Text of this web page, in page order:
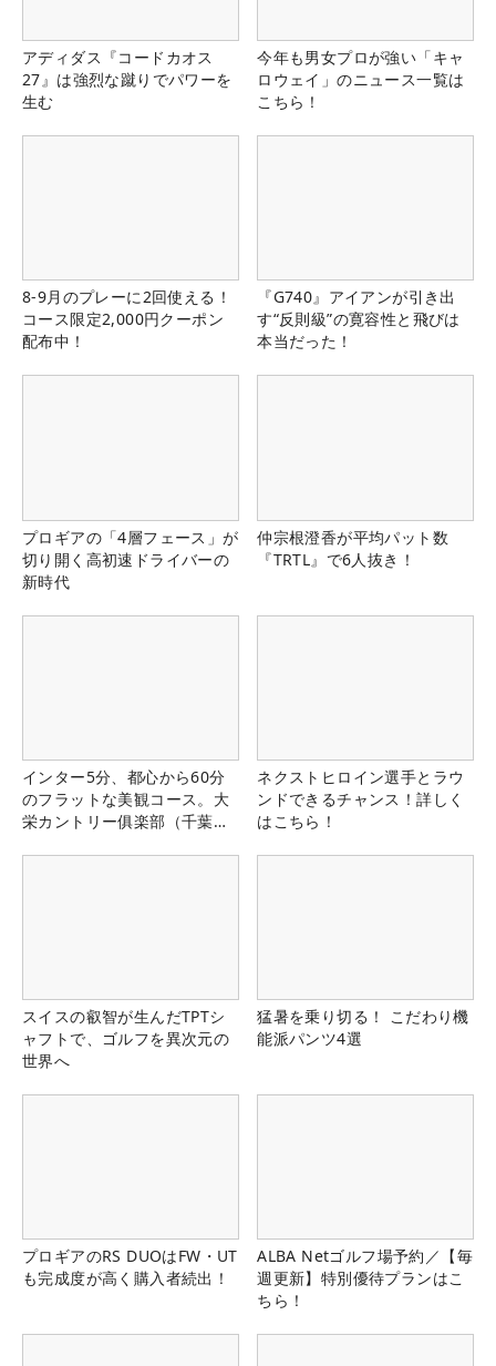
アディダス『コードカオス
27』は強烈な蹴りでパワーを
生む
今年も男女プロが強い「キャ
ロウェイ」のニュース一覧は
こちら！
8-9月のプレーに2回使える！
コース限定2,000円クーポン
配布中！
『G740』アイアンが引き出
す“反則級”の寛容性と飛びは
本当だった！
プロギアの「4層フェース」が
切り開く高初速ドライバーの
新時代
仲宗根澄香が平均パット数
『TRTL』で6人抜き！
インター5分、都心から60分
のフラットな美観コース。大
栄カントリー俱楽部（千葉
ネクストヒロイン選手とラウ
ンドできるチャンス！詳しく
はこちら！
スイスの叡智が生んだTPTシ
ャフトで、ゴルフを異次元の
世界へ
猛暑を乗り切る！ こだわり機
能派パンツ4選
プロギアのRS DUOはFW・UT
も完成度が高く購入者続出！
ALBA Netゴルフ場予約／【毎
週更新】特別優待プランはこ
ちら！